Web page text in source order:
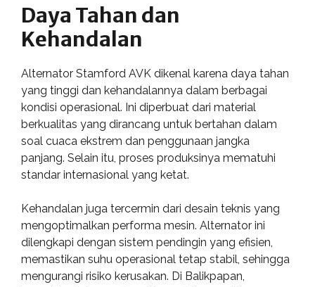
Daya Tahan dan
Kehandalan
Alternator Stamford AVK dikenal karena daya tahan
yang tinggi dan kehandalannya dalam berbagai
kondisi operasional. Ini diperbuat dari material
berkualitas yang dirancang untuk bertahan dalam
soal cuaca ekstrem dan penggunaan jangka
panjang. Selain itu, proses produksinya mematuhi
standar internasional yang ketat.
Kehandalan juga tercermin dari desain teknis yang
mengoptimalkan performa mesin. Alternator ini
dilengkapi dengan sistem pendingin yang efisien,
memastikan suhu operasional tetap stabil, sehingga
mengurangi risiko kerusakan. Di Balikpapan,